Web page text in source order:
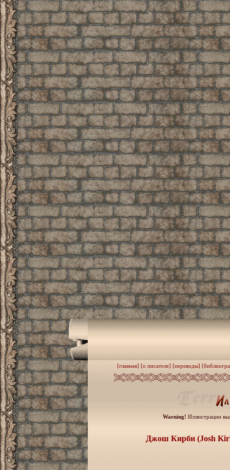
[главная] [о писателе] [переводы]
Warning! Иллюстрации
Джош Кирби (Josh